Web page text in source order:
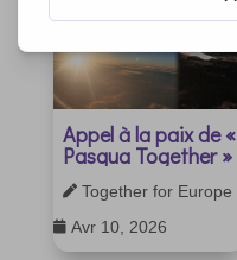
Appel à la paix de «
Pasqua Together »
 Together for Europe
 Avr 10, 2026